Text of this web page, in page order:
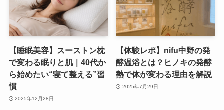
【睡眠美容】スーストン枕
で変わる眠りと肌｜40代か
ら始めたい“寝て整える”習
慣
2025年12月28日
【体験レポ】nifu中野の発
酵温浴とは？ヒノキの発酵
熱で体が変わる理由を解説
2025年7月29日